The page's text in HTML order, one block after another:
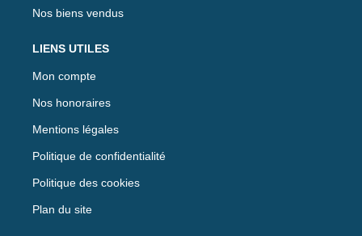
Nos biens vendus
LIENS UTILES
Mon compte
Nos honoraires
Mentions légales
Politique de confidentialité
Politique des cookies
Plan du site